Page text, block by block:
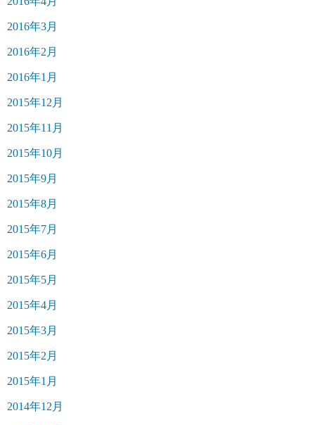
2016年3月
2016年2月
2016年1月
2015年12月
2015年11月
2015年10月
2015年9月
2015年8月
2015年7月
2015年6月
2015年5月
2015年4月
2015年3月
2015年2月
2015年1月
2014年12月